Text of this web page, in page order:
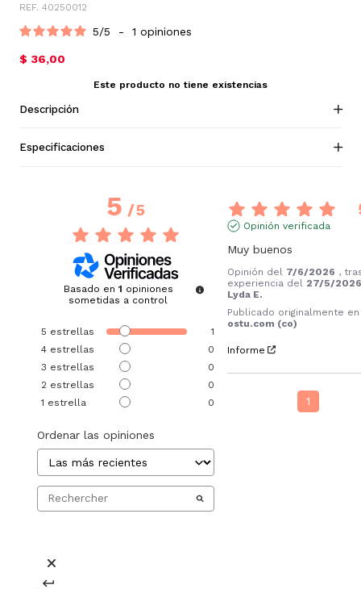
REF. 40250012
5/5 - 1 opiniones
$ 36,00
Este producto no tiene existencias
Descripción
Especificaciones
5/5
Basado en 1 opiniones
sometidas a control
5 estrellas
1
4 estrellas
0
3 estrellas
0
2 estrellas
0
1 estrella 0
Ordenar las opiniones
Opinión verificada
Muy buenos
Opinión del 7/6/2026 ,
experiencia del 27/5/
Lyda E.
Publicado originalmente en
ostu.com (co)
Informe
1